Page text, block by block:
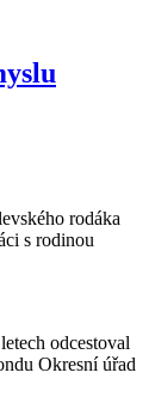
rodáka
s rodinou
odcestoval
Okresní úřad